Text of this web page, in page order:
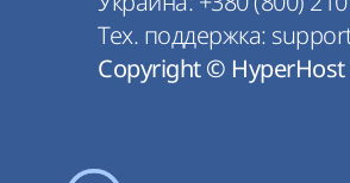
Тех. поддержка:
Copyright ©